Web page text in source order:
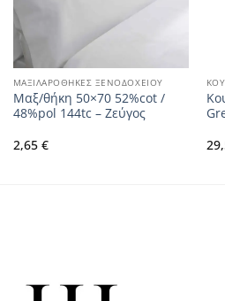
ΜΑΞΙΛΑΡΟΘΗΚΕΣ ΞΕΝΟΔΟΧΕΙΟΥ
Μαξ/θήκη 50×70 52%cot /
48%pol 144tc – Ζεύγος
2,65 €